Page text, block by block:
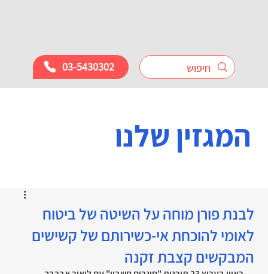
03-5430302
המגזין שלנו
לבנת פורן מוחה על השיטה של ביטוח
לאומי להוכחת אי-כשירותם של קשישים
המבקשים קצבת זקנה